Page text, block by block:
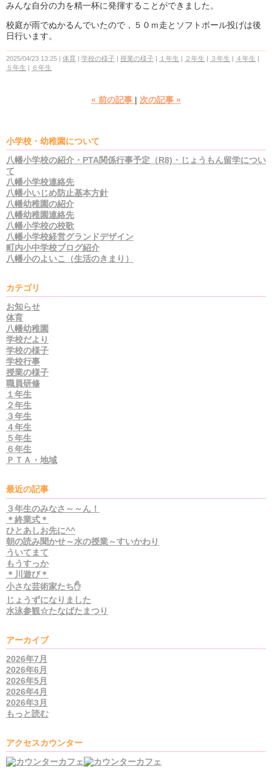
みんな自分の力を精一杯に発揮することができました。
校庭が雨でぬかるんでいたので，５０ｍ走とソフトボール投げは後
日行います。
2025/04/23 13:25 体育 学校の様子 授業の様子 １年生 ２年生 ３年生
４年生
５年生
６年生
« 前の記事 次の記事 »
小学校・幼稚園について
八幡小学校の紹介・PTA関係行事予定（R8)・じょうもん留学につい
て
八幡小学校連絡先
八幡小いじめ防止基本方針
八幡幼稚園の紹介
八幡幼稚園連絡先
八幡小学校の校歌
八幡小学校経営グランドデザイン
町内小中学校ブログ紹介
八幡小のよいこ（生活のきまり）
カテゴリ
お知らせ
体育
八幡幼稚園
学校だより
学校の様子
学校行事
授業の様子
職員研修
１年生
２年生
３年生
４年生
５年生
６年生
ＰＴＡ・地域
最近の記事
３年生のみなさ～～ん！
＊終業式＊
ひとあしお先に^^
朝の読み聞かせ～水の授業～すいかわり
ういてまて
もうすっか
＊川遊び＊
小さな芸術家たち✋
じょうずになりました
水泳参観☆たなばたまつり
アーカイブ
2026年7月
2026年6月
2026年5月
2026年4月
2026年3月
もっと読む
アクセスカウンター